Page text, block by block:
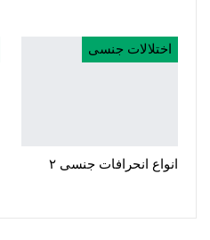
اختلالات جنسی
انواع انحرافات جنسی ۲